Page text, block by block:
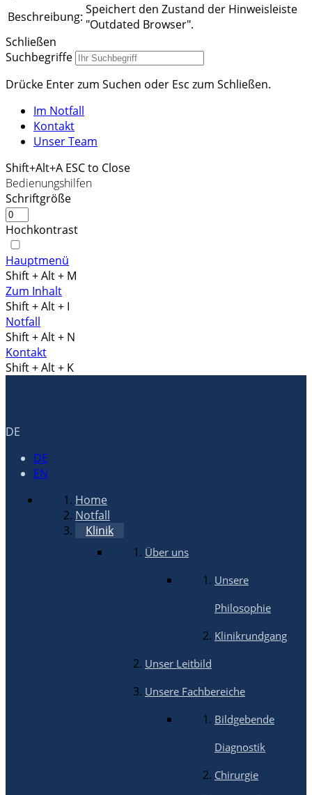
Beschreibung: Speichert den Zustand der Hinweisleiste
"Outdated Browser".
Schließen
Suchbegriffe
Drücke Enter zum Suchen oder Esc zum Schließen.
Im Notfall
Kontakt
Unser Team
Shift+Alt+A ESC to Close
Bedienungshilfen
Schriftgröße
Hochkontrast
Hauptmenü
Shift + Alt + M
Zum Inhalt
Shift + Alt + I
Notfall
Shift + Alt + N
Kontakt
Shift + Alt + K
DE
DE
EN
Home
Notfall
Klinik
Über uns
Unsere
Philosophie
Klinikrundgang
Unser Leitbild
Unsere Fachbereiche
Bildgebende
Diagnostik
Chirurgie